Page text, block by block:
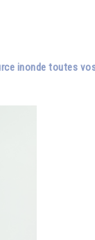
inonde toutes